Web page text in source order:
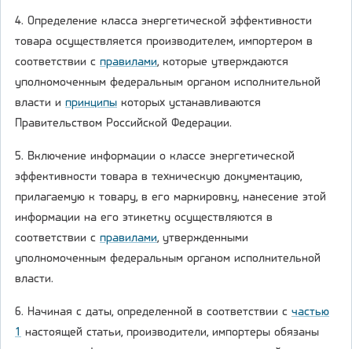
4. Определение класса энергетической эффективности
товара осуществляется производителем, импортером в
соответствии с правилами, которые утверждаются
уполномоченным федеральным органом исполнительной
власти и принципы которых устанавливаются
Правительством Российской Федерации.
5. Включение информации о классе энергетической
эффективности товара в техническую документацию,
прилагаемую к товару, в его маркировку, нанесение этой
информации на его этикетку осуществляются в
соответствии с правилами, утвержденными
уполномоченным федеральным органом исполнительной
власти.
6. Начиная с даты, определенной в соответствии с частью
1 настоящей статьи, производители, импортеры обязаны